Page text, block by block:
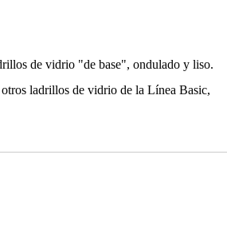
de vidrio "de base", ondulado y liso.
ladrillos de vidrio de la Línea Basic,